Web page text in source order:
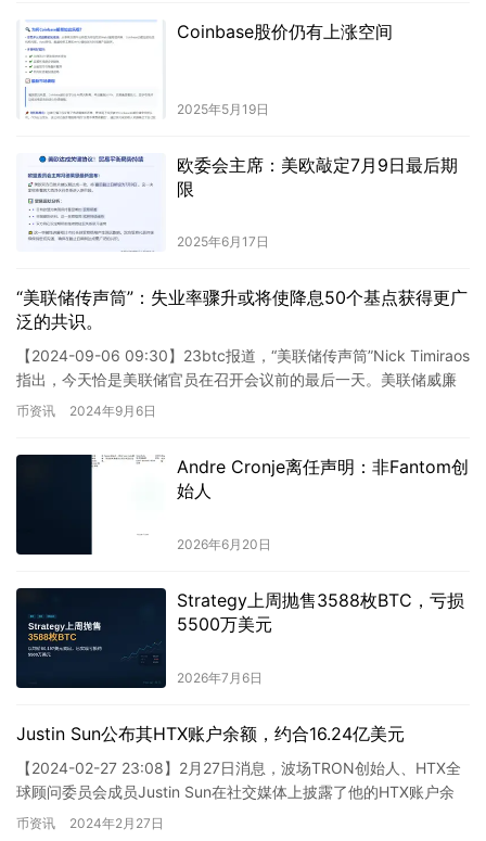
Coinbase股价仍有上涨空间
2025年5月19日
欧委会主席：美欧敲定7月9日最后期
限
2025年6月17日
“美联储传声筒”：失业率骤升或将使降息50个基点获得更广
泛的共识。
【2024-09-06 09:30】23btc报道，“美联储传声筒”Nick Timiraos
指出，今天恰是美联储官员在召开会议前的最后一天。美联储威廉
姆斯和理事沃勒计划在就业报告…
币资讯 2024年9月6日
Andre Cronje离任声明：非Fantom创
始人
2026年6月20日
Strategy上周抛售3588枚BTC，亏损
5500万美元
2026年7月6日
Justin Sun公布其HTX账户余额，约合16.24亿美元
【2024-02-27 23:08】2月27日消息，波场TRON创始人、HTX全
球顾问委员会成员Justin Sun在社交媒体上披露了他的HTX账户余
额。根据截图显示，资产总值为2…
币资讯 2024年2月27日